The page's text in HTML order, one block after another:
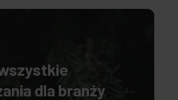
dla branży